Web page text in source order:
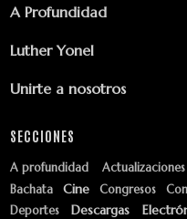
A Profundidad
Luther Yonel
Unirte a nosotros
SECCIONES
A profundidad Actualizaciones
Bachata Cine Congresos
Deportes
Descargas